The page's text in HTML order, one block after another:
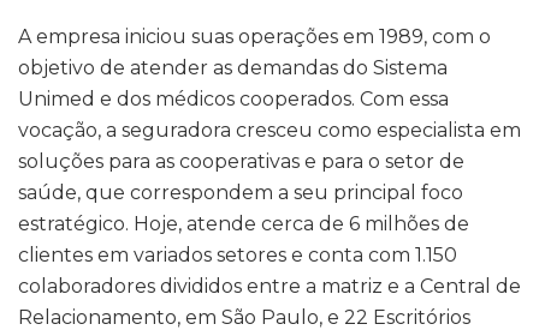
A empresa iniciou suas operações em 1989, com o
objetivo de atender as demandas do Sistema
Unimed e dos médicos cooperados. Com essa
vocação, a seguradora cresceu como especialista em
soluções para as cooperativas e para o setor de
saúde, que correspondem a seu principal foco
estratégico. Hoje, atende cerca de 6 milhões de
clientes em variados setores e conta com 1.150
colaboradores divididos entre a matriz e a Central de
Relacionamento, em São Paulo, e 22 Escritórios